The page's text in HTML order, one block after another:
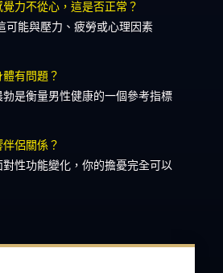
力不從心，這是否正常？
可能與壓力、疲勞或心理因素
有問題？
是衡量男性健康的一個參考指標
侶關係？
性功能變化，你的擔憂完全可以